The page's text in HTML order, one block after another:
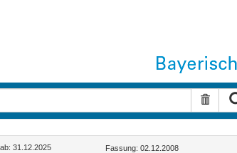
31.12.2025 Fassung: 02.12.2008